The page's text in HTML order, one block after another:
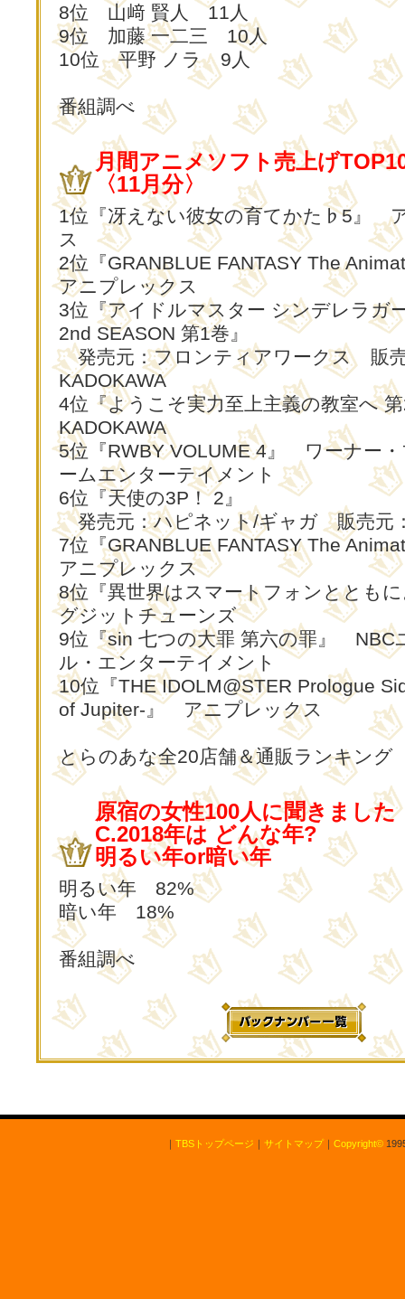
8位 山﨑 賢人 11人
9位 加藤 一二三 10人
10位 平野 ノラ 9人
番組調べ
月間アニメソフト売上げ
〈11月分〉
1位『冴えない彼女の育てかた♭5』
ス
2位『GRANBLUE FANTASY The
アニプレックス
3位『アイドルマスター シンデレラ
2nd SEASON 第1巻』
発売元：フロンティアワークス 販
KADOKAWA
4位『ようこそ実力至上主義の教室へ
KADOKAWA
5位『RWBY VOLUME 4』 ワーナー
ームエンターテイメント
6位『天使の3P！ 2』
発売元：ハピネット/ギャガ 販売元
7位『GRANBLUE FANTASY The
アニプレックス
8位『異世界はスマートフォンととも
グジットチューンズ
9位『sin 七つの大罪 第六の罪』 NBC
ル・エンターテイメント
10位『THE IDOLM@STER Prologue
of Jupiter‐』 アニプレックス
とらのあな全20店舗＆通販ランキン
原宿の女性100人に聞きました
C.2018年は どんな年?
明るい年or暗い年
明るい年 82%
暗い年 18%
番組調べ
｜ TBSトップページ ｜ サイトマップ｜ Copyright©